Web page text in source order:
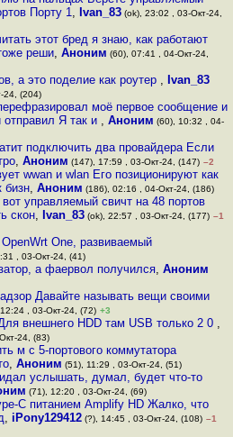
Порту 1, Ivan_83(ok), 23:02 , 03-Окт-24,
этот бред я знаю, как работают
реши, Аноним (60), 07:41 , 04-Окт-24,
а это поделие как роутер , Ivan_83
24, (204)
моё первое сообщение и
Я так и , Аноним (60), 10:32 , 04-
подключить два провайдера Если
,Аноним (147), 17:59 , 03-Окт-24, (147) –2
wwan и wlan Его позиционируют как
бизн, Аноним (186), 02:16 , 04-Окт-24, (186)
управляемый свичт на 48 портов
скон, Ivan_83 (ok), 22:57 , 03-Окт-24, (177) –1
One, развиваемый
, 03-Окт-24, (41)
а фаервол получился, Аноним
Давайте называть вещи своими
, 03-Окт-24, (72) +3
внешнего HDD там USB только 2 0 ,
24, (83)
м с 5-портового коммутатора
, Аноним (51), 11:29 , 03-Окт-24, (51)
услышать, думал, будет что-то
(71), 12:20 , 03-Окт-24, (69)
C питанием Amplify HD Жалко, что
, iPony129412(?), 14:45 , 03-Окт-24, (108) –1